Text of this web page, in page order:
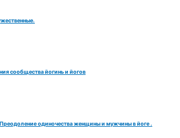
сообщества йогинь и йогов
одиночества женщины и мужчины в йоге .